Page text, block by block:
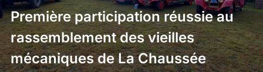
Première participation réussie au
rassemblement des vieilles
mécaniques de La Chaussée